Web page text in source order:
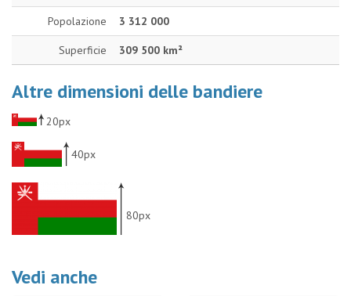
Popolazione 3 312 000
Superficie 309 500 km²
Altre dimensioni delle bandiere
20px
40px
80px
Vedi anche